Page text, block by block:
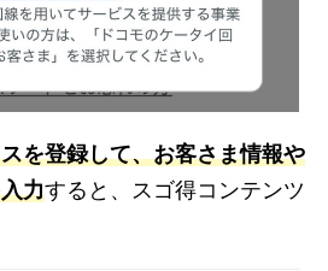
を登録して、お客さま情報や
力すると、スゴ得コンテンツ